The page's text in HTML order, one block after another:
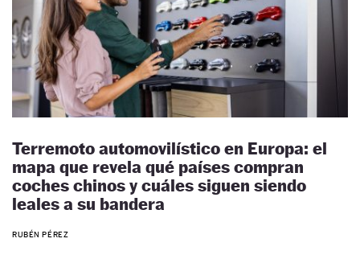
Terremoto automovilístico en Europa: el
mapa que revela qué países compran
coches chinos y cuáles siguen siendo
leales a su bandera
RUBÉN PÉREZ